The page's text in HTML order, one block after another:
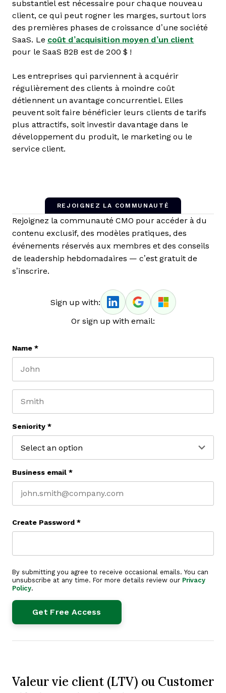
substantiel est nécessaire pour chaque nouveau
client, ce qui peut rogner les marges, surtout lors
des premières phases de croissance d’une société
SaaS. Le coût d’acquisition moyen d’un client
pour le SaaS B2B est de 200 $ !
Les entreprises qui parviennent à acquérir
régulièrement des clients à moindre coût
détiennent un avantage concurrentiel. Elles
peuvent soit faire bénéficier leurs clients de tarifs
plus attractifs, soit investir davantage dans le
développement du produit, le marketing ou le
service client.
REJOIGNEZ LA COMMUNAUTÉ
Rejoignez la communauté CMO pour accéder à du
contenu exclusif, des modèles pratiques, des
événements réservés aux membres et des conseils
de leadership hebdomadaires — c’est gratuit de
s’inscrire.
Sign up with:
Or sign up with email:
Name *
Seniority *
Business email *
Create Password *
By submitting you agree to receive occasional emails. You can
unsubscribe at any time. For more details review our Privacy
Policy.
Valeur vie client (LTV) ou Customer